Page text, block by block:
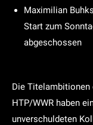
Maximilian
Start zum
abgeschossen
Die Titelambitionen
HTP/WWR haben
unverschuldeten